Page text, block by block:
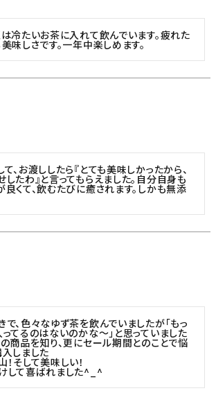
冷たいお茶に入れて飲んでいます。疲れた
味しさです。一年中楽しめます。
、お渡ししたら『とても美味しかったから、
たわ』と言ってもらえました。自分自身も
くて、飲むたびに癒されます。しかも無添
、色々なゆず茶を飲んでいましたが「もっ
てるのはないのかな〜」と思っていました
商品を知り、更にセール期間とのことで悩
入しました
そして美味しい！
して喜ばれました^_^